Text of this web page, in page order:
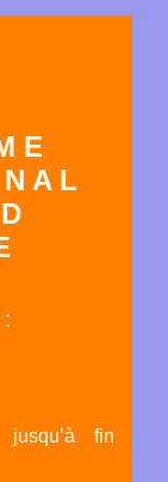
E
A L
fin